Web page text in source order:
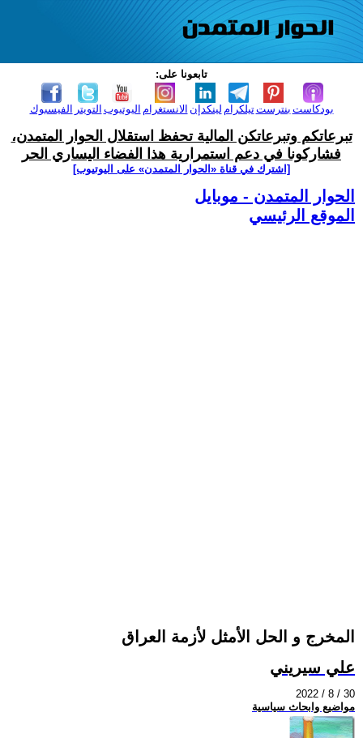
تابعونا على:
الفيسبوك التويتر اليوتيوب الانستغرام لينكدإن تيلكرامبنترست بودكاست
تبرعاتكم وتبرعاتكن المالية تحفظ استقلال الحوار المتمدن،
فشاركونا في دعم استمرارية هذا الفضاء اليساري الحر
[اشترك في قناة ‫«الحوار المتمدن» على اليوتيوب]
الحوار المتمدن - موبايل
الموقع الرئيسي
المخرج و الحل الأمثل لأزمة العراق
علي سيريني
2022 / 8 / 30
مواضيع وابحاث سياسية